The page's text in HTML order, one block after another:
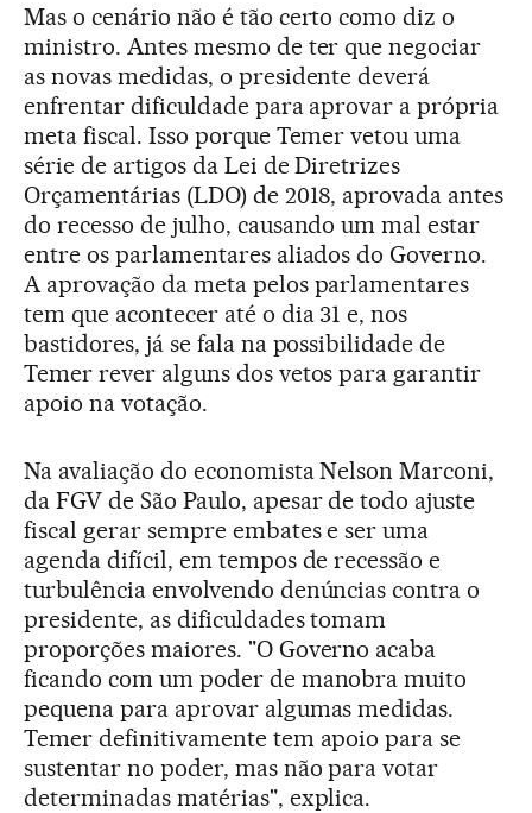
Mas o cenário não é tão certo como diz o
ministro. Antes mesmo de ter que negociar
as novas medidas, o presidente deverá
enfrentar dificuldade para aprovar a própria
meta fiscal. Isso porque Temer vetou uma
série de artigos da Lei de Diretrizes
Orçamentárias (LDO) de 2018, aprovada antes
do recesso de julho, causando um mal estar
entre os parlamentares aliados do Governo.
A aprovação da meta pelos parlamentares
tem que acontecer até o dia 31 e, nos
bastidores, já se fala na possibilidade de
Temer rever alguns dos vetos para garantir
apoio na votação.
Na avaliação do economista Nelson Marconi,
da FGV de São Paulo, apesar de todo ajuste
fiscal gerar sempre embates e ser uma
agenda difícil, em tempos de recessão e
turbulência envolvendo denúncias contra o
presidente, as dificuldades tomam
proporções maiores. "O Governo acaba
ficando com um poder de manobra muito
pequena para aprovar algumas medidas.
Temer definitivamente tem apoio para se
sustentar no poder, mas não para votar
determinadas matérias", explica.